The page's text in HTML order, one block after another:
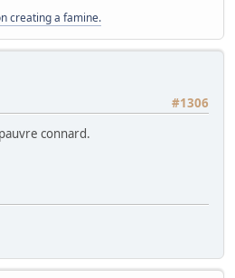
creating a famine.
#1306
connard.